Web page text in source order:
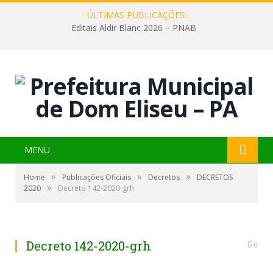
ÚLTIMAS PUBLICAÇÕES:
Editais Aldir Blanc 2026 – PNAB
MENU
Home » Publicações Oficiais » Decretos »
DECRETOS
2020 » Decreto 142-2020-grh
Decreto 142-2020-grh 0